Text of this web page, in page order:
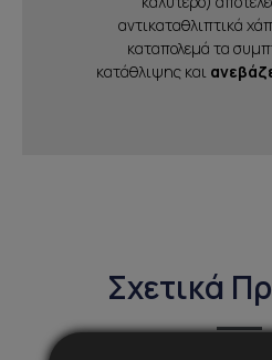
αντικαταθλιπτικά
καταπολεμά τα
κατάθλιψης και
Σχετικά